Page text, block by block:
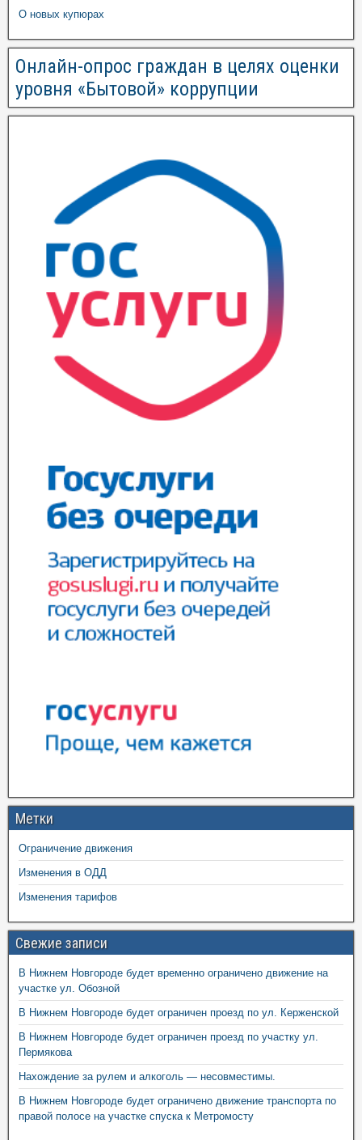
О новых купюрах
Онлайн-опрос граждан в целях оценки
уровня «Бытовой» коррупции
Метки
Ограничение движения
Изменения в ОДД
Изменения тарифов
Свежие записи
В Нижнем Новгороде будет временно ограничено движение на
участке ул. Обозной
В Нижнем Новгороде будет ограничен проезд по ул. Керженской
В Нижнем Новгороде будет ограничен проезд по участку ул.
Пермякова
Нахождение за рулем и алкоголь — несовместимы.
В Нижнем Новгороде будет ограничено движение транспорта по
правой полосе на участке спуска к Метромосту